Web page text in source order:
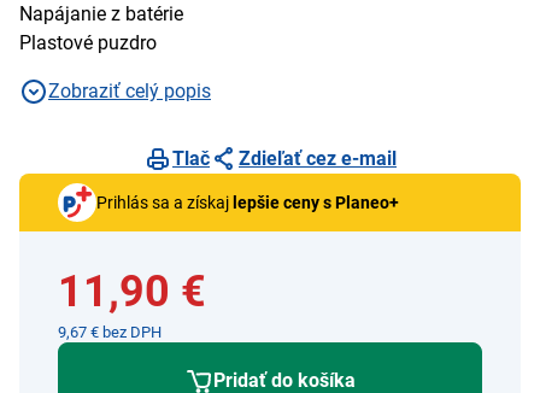
Napájanie z batérie
Plastové puzdro
Zobraziť celý popis
Tlač Zdieľať cez e-mail
Prihlás sa a získaj lepšie ceny s Planeo+
11,90 €
9,67 € bez DPH
Pridať do košíka